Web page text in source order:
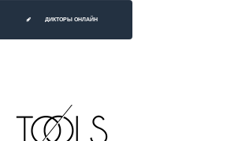
ДИКТОРЫ ОНЛАЙН